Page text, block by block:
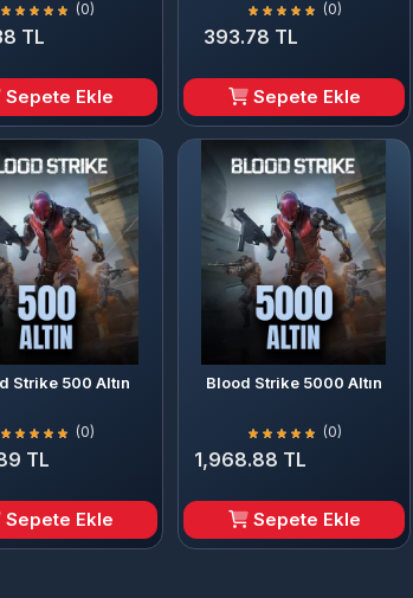
(0)
TL
Sepete Ekle
(0)
393.78 TL
Sepete Ekle
Strike 500 Altın
(0)
TL
Sepete Ekle
Blood Strike 5000 Altın
(0)
1,968.88 TL
Sepete Ekle